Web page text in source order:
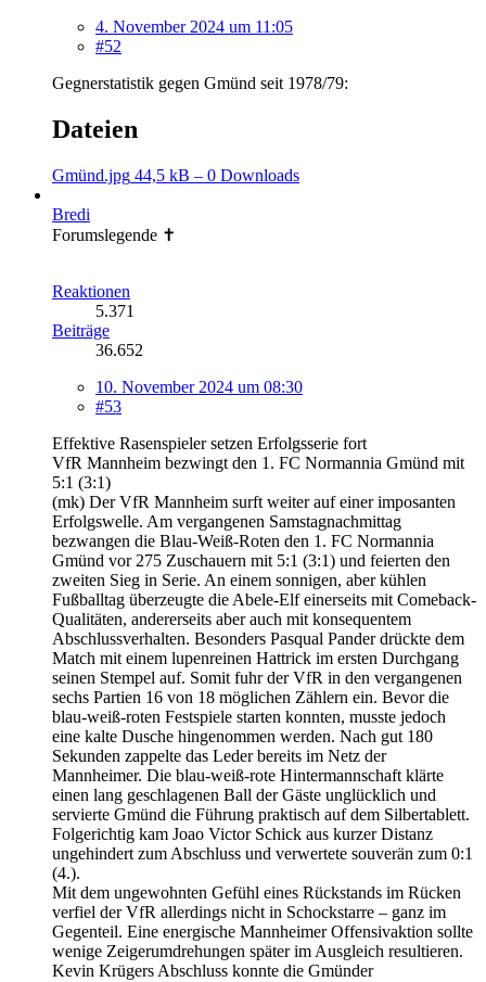
4. November 2024 um 11:05
#52
Gegnerstatistik gegen Gmünd seit 1978/79:
Dateien
Gmünd.jpg 44,5 kB – 0 Downloads
Bredi
Forumslegende ✝
Reaktionen
5.371
Beiträge
36.652
10. November 2024 um 08:30
#53
Effektive Rasenspieler setzen Erfolgsserie fort
VfR Mannheim bezwingt den 1. FC Normannia Gmünd mit
5:1 (3:1)
(mk) Der VfR Mannheim surft weiter auf einer imposanten
Erfolgswelle. Am vergangenen Samstagnachmittag
bezwangen die Blau-Weiß-Roten den 1. FC Normannia
Gmünd vor 275 Zuschauern mit 5:1 (3:1) und feierten den
zweiten Sieg in Serie. An einem sonnigen, aber kühlen
Fußballtag überzeugte die Abele-Elf einerseits mit Comeback-
Qualitäten, andererseits aber auch mit konsequentem
Abschlussverhalten. Besonders Pasqual Pander drückte dem
Match mit einem lupenreinen Hattrick im ersten Durchgang
seinen Stempel auf. Somit fuhr der VfR in den vergangenen
sechs Partien 16 von 18 möglichen Zählern ein. Bevor die
blau-weiß-roten Festspiele starten konnten, musste jedoch
eine kalte Dusche hingenommen werden. Nach gut 180
Sekunden zappelte das Leder bereits im Netz der
Mannheimer. Die blau-weiß-rote Hintermannschaft klärte
einen lang geschlagenen Ball der Gäste unglücklich und
servierte Gmünd die Führung praktisch auf dem Silbertablett.
Folgerichtig kam Joao Victor Schick aus kurzer Distanz
ungehindert zum Abschluss und verwertete souverän zum 0:1
(4.).
Mit dem ungewohnten Gefühl eines Rückstands im Rücken
verfiel der VfR allerdings nicht in Schockstarre – ganz im
Gegenteil. Eine energische Mannheimer Offensivaktion sollte
wenige Zeigerumdrehungen später im Ausgleich resultieren.
Kevin Krügers Abschluss konnte die Gmünder